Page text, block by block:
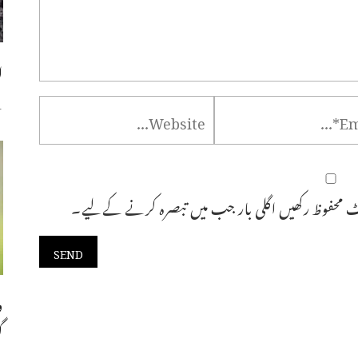
رکھیں اگلی بار جب میں تبصرہ کرنے کےلیے۔